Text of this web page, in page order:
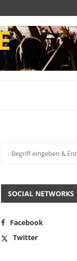
SOCIAL NETWORKS
Facebook
Twitter